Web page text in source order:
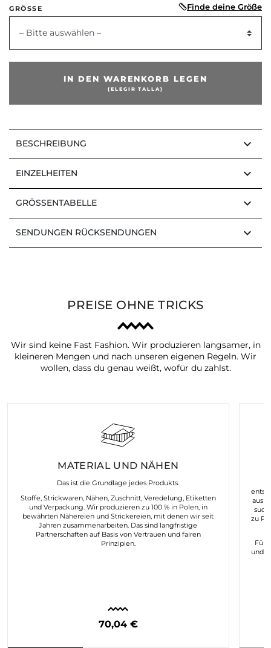
GRÖSSE Finde deine Größe
– Bitte auswählen –
IN DEN WARENKORB LEGEN
(ELEGIR TALLA)
BESCHREIBUNG keyboard_arrow_down
EINZELHEITEN keyboard_arrow_down
GRÖSSENTABELLE keyboard_arrow_down
SENDUNGEN RÜCKSENDUNGEN keyboard_arrow_down
PREISE OHNE TRICKS
Wir sind keine Fast Fashion. Wir produzieren langsamer, in
kleineren Mengen und nach unseren eigenen Regeln. Wir
wollen, dass du genau weißt, wofür du zahlst.
MATERIAL UND NÄHEN
Das ist die Grundlage jedes Produkts.
Stoffe, Strickwaren, Nähen, Zuschnitt, Veredelung, Etiketten
und Verpackung. Wir produzieren zu 100 % in Polen, in
bewährten Nähereien und Strickereien, mit denen wir seit
Jahren zusammenarbeiten. Das sind langfristige
Partnerschaften auf Basis von Vertrauen und fairen
Prinzipien.
70,04 €
aus
zu
Für
und